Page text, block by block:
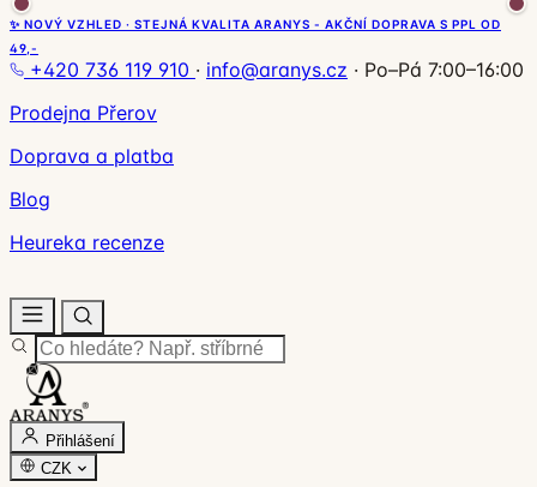
✨ NOVÝ VZHLED · STEJNÁ KVALITA ARANYS - AKČNÍ DOPRAVA S PPL OD
49,-
+420 736 119 910 · info@aranys.cz · Po–Pá 7:00–16:00
Prodejna Přerov
Doprava a platba
Blog
Heureka recenze
Přihlášení
CZK